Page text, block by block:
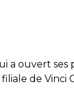
a ouvert ses
de Vinci